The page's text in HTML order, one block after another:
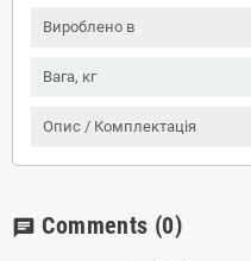
Вироблено в
Вага, кг
Опис / Комплектація
chat Comments (0)